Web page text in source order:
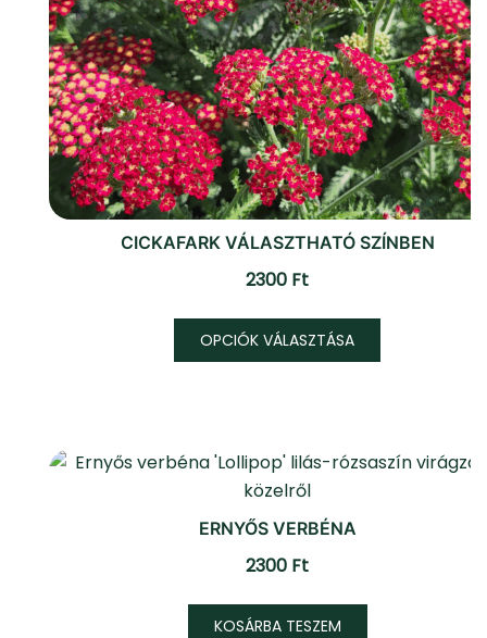
CICKAFARK VÁLASZTHATÓ SZÍNBEN
2300 Ft
OPCIÓK VÁLASZTÁSA
Ennek
van.
ERNYŐS VERBÉNA
2300 Ft
KOSÁRBA TESZEM